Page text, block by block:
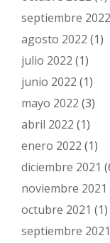
septiembre 2022
agosto 2022 (1)
julio 2022 (1)
junio 2022 (1)
mayo 2022 (3)
abril 2022 (1)
enero 2022 (1)
diciembre 2021
noviembre 2021
octubre 2021 (1)
septiembre 2021